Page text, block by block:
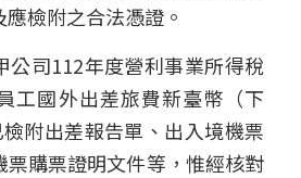
檢附之合法憑證。
公司112年度營利事業所得稅
工國外出差旅費新臺幣（下
附出差報告單、出入境機票
購票證明文件等，惟經核對